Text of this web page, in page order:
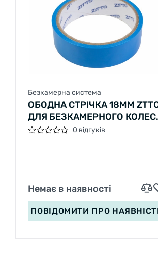
Безкамерна система
ОБОДНА СТРІЧКА 18ММ
ДЛЯ БЕЗКАМЕРНОГО
10М
0 відгуків
Немає в наявності
ПОВІДОМИТИ ПРО